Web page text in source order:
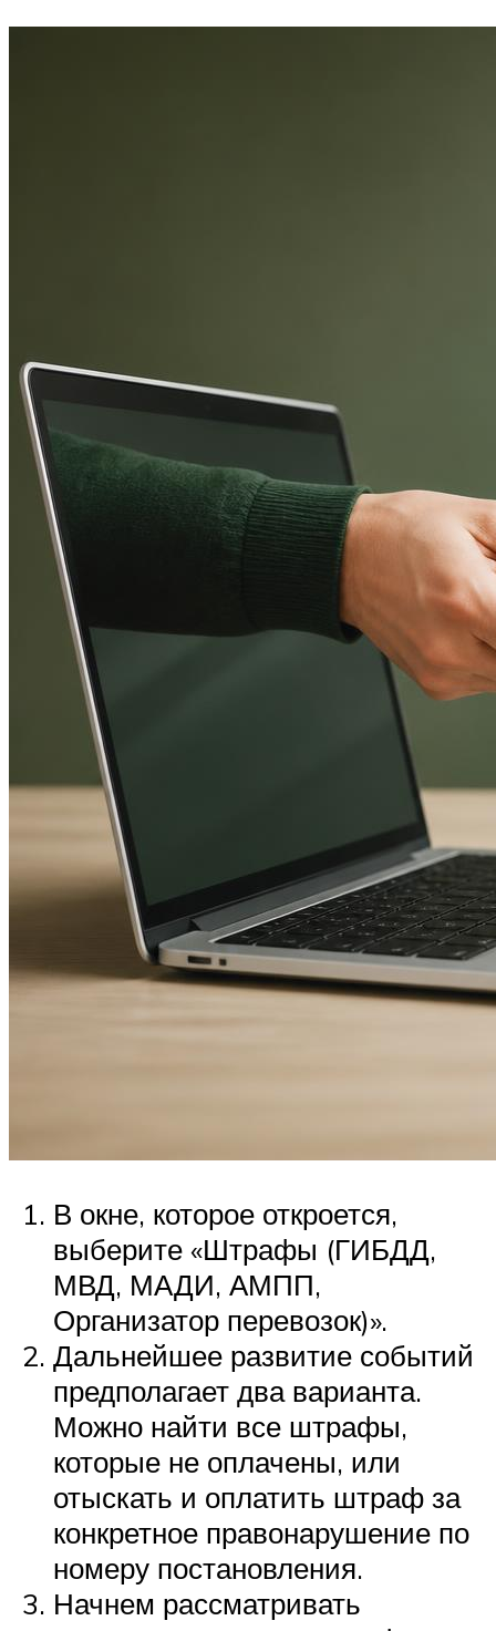
В окне, которое откроется,
выберите «Штрафы (ГИБДД,
МВД, МАДИ, АМПП,
Организатор перевозок)».
Дальнейшее развитие событий
предполагает два варианта.
Можно найти все штрафы,
которые не оплачены, или
отыскать и оплатить штраф за
конкретное правонарушение по
номеру постановления.
Начнем рассматривать